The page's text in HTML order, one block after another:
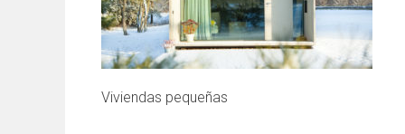
Viviendas pequeñas